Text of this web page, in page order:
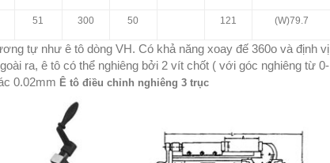
51 300 50 121 (W)79.7
tự như ê tô dòng VH. Có khả năng xoay đế 360o và định vị
ra, ê tô có thể nghiêng bởi 2 vít chốt ( với góc nghiêng từ 0-
0.02mm Ê tô điều chỉnh nghiêng 3 trục